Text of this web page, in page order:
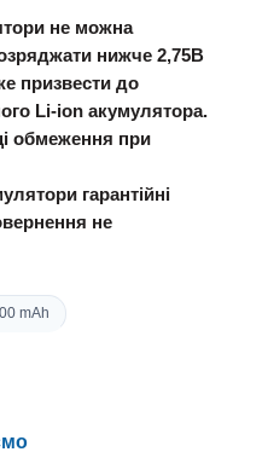
не можна
нижче 2,75В
призвести до
Li-ion акумулятора.
обмеження при
гарантійні
не
mAh